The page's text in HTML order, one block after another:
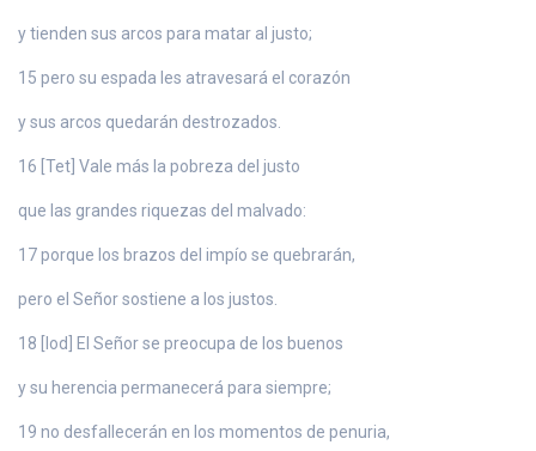
y tienden sus arcos para matar al justo;
15 pero su espada les atravesará el corazón
y sus arcos quedarán destrozados.
16 [Tet] Vale más la pobreza del justo
que las grandes riquezas del malvado:
17 porque los brazos del impío se quebrarán,
pero el Señor sostiene a los justos.
18 [Iod] El Señor se preocupa de los buenos
y su herencia permanecerá para siempre;
19 no desfallecerán en los momentos de penuria,